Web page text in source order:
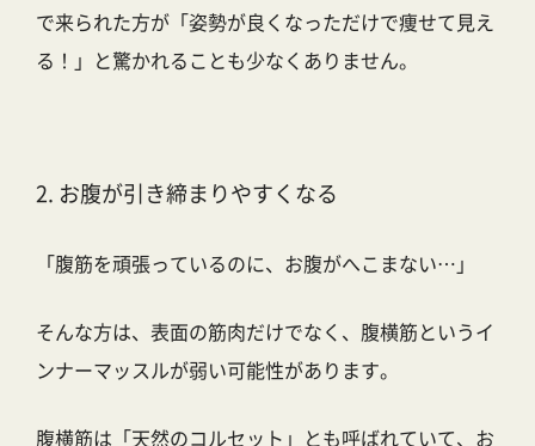
で来られた方が「姿勢が良くなっただけで痩せて見え
る！」と驚かれることも少なくありません。
2. お腹が引き締まりやすくなる
「腹筋を頑張っているのに、お腹がへこまない…」
そんな方は、表面の筋肉だけでなく、 腹横筋というイ
ンナーマッスルが弱い可能性があります。
腹横筋は「天然のコルセット」とも呼ばれていて、お